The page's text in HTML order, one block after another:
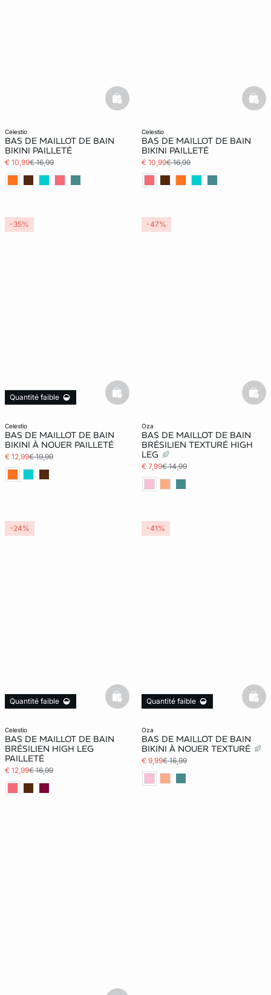
celestio
BAS DE MAILLOT DE BAIN
BIKINI PAILLETÉ
€ 10,99€ 16,99
basketfull
celestio
BAS DE MAILLOT DE BAIN
BIKINI PAILLETÉ
€ 10,99€ 16,99
celestio
BAS DE MAILLOT DE BAIN
BIKINI À NOUER PAILLETÉ
€ 12,99€ 19,99
Quantité faible basketfull
-35%
oza
BAS DE MAILLOT DE BAIN
BRÉSILIEN TEXTURÉ HIGH
LEG
€ 7,99€ 14,99
-47%
celestio
BAS DE MAILLOT DE BAIN
BRÉSILIEN HIGH LEG
PAILLETÉ
€ 12,99€ 16,99
Quantité faible basketfull
-24%
oza
BAS DE MAILLOT DE BAIN
BIKINI À NOUER TEXTURÉ
€ 9,99€ 16,99
Quantité faible
-41%